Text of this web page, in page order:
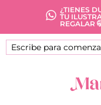
¿TIENES
TU
REGALAR